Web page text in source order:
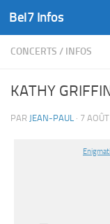
Skip to content
Bel7 Infos
CONCERTS / INFOS
KATHY
PAR JEAN-PAUL · 7